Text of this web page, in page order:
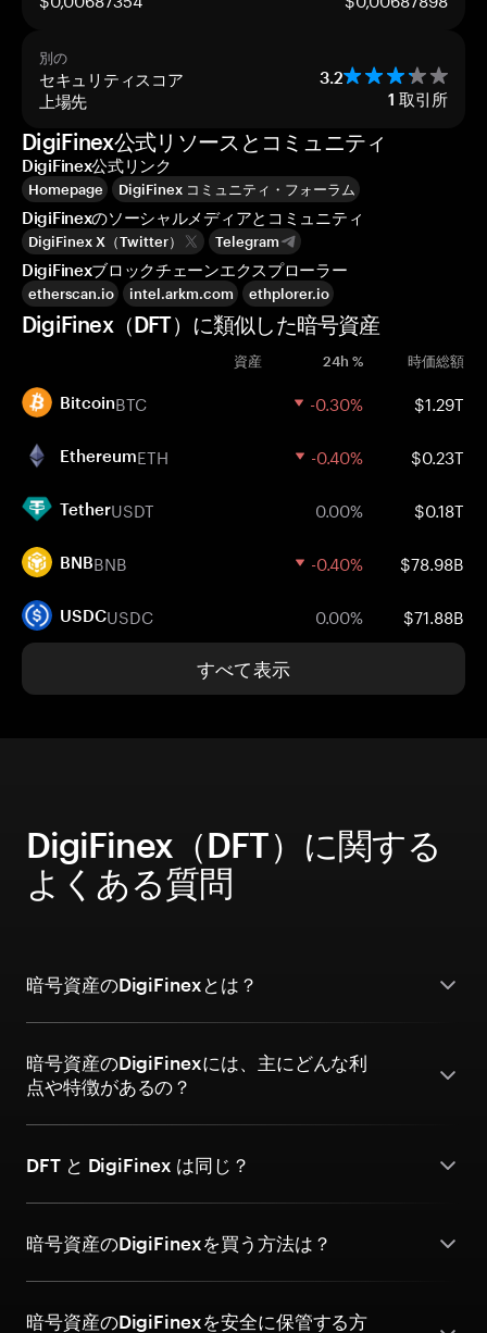
別の
セキュリティスコア 3.2
上場先 1 取引所
DigiFinex公式リソースとコミュニティ
DigiFinex公式リンク
Homepage DigiFinex コミュニティ・フォーラム
DigiFinexのソーシャルメディアとコミュニティ
DigiFinex X（Twitter） Telegram
DigiFinexブロックチェーンエクスプローラー
etherscan.io intel.arkm.com ethplorer.io
DigiFinex（DFT）に類似した暗号資産
資産 24h % 時価総額
BitcoinBTC -0.30% $1.29T
EthereumETH -0.40% $0.23T
TetherUSDT 0.00% $0.18T
BNBBNB -0.40% $78.98B
USDCUSDC 0.00% $71.88B
すべて表示
DigiFinex（DFT）に関する
よくある質問
暗号資産のDigiFinexとは？
暗号資産のDigiFinexには、主にどんな利
点や特徴があるの？
DFT と DigiFinex は同じ？
暗号資産のDigiFinexを買う方法は？
暗号資産のDigiFinexを安全に保管する方